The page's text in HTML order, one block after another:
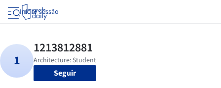
Iniciar sessão
Seguir